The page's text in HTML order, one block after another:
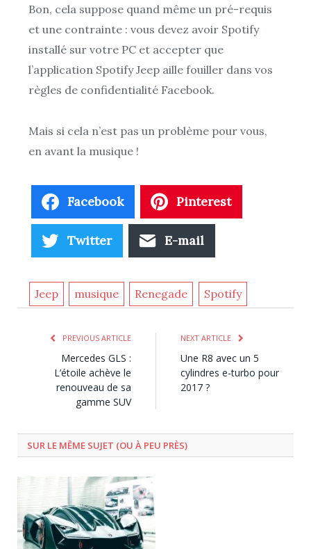
Bon, cela suppose quand même un pré-requis
et une contrainte : vous devez avoir Spotify
installé sur votre PC et accepter que
l’application Spotify Jeep aille fouiller dans vos
règles de confidentialité Facebook.
Mais si cela n’est pas un problème pour vous,
en avant la musique !
Facebook Pinterest
Twitter E-mail
Jeep musique Renegade Spotify
PREVIOUS ARTICLE
Mercedes GLS :
L’étoile achève le
renouveau de sa
gamme SUV
NEXT ARTICLE
Une R8 avec un 5
cylindres e-turbo pour
2017 ?
SUR LE MÊME SUJET (OU À PEU PRÈS)